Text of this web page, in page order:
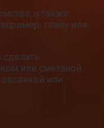
а также
глину или
сделать
или сметаной.
или